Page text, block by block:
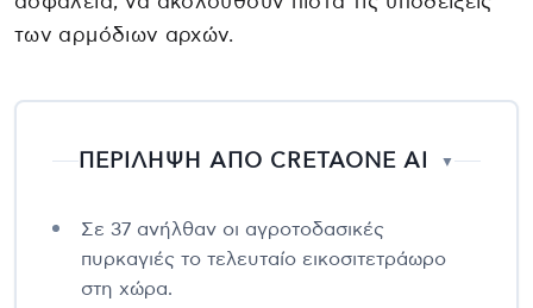
των αρμόδιων αρχών.
ΠΕΡΙΛΗΨΗ ΑΠΟ CRETAONE AI ▼
Σε 37 ανήλθαν οι αγροτοδασικές
πυρκαγιές το τελευταίο εικοσιτετράωρο
στη χώρα.